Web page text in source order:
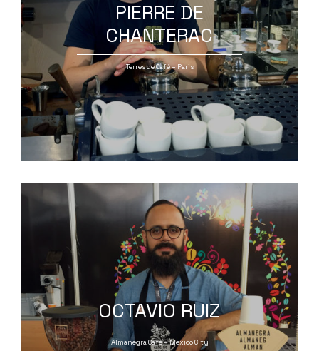
PIERRE DE
CHANTERAC
Terres de Café – Paris
OCTAVIO RUIZ
Almanegra Café – Mexico City